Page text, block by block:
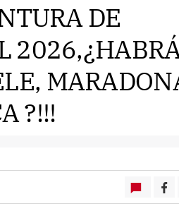
DE
?!!!